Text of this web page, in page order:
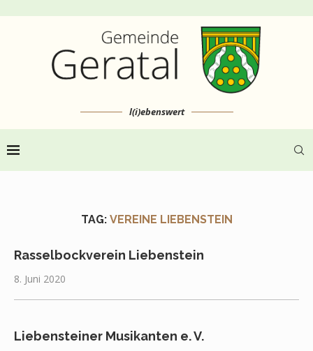
l(i)ebenswert
TAG: VEREINE LIEBENSTEIN
Rasselbockverein Liebenstein
8. Juni 2020
Liebensteiner Musikanten e. V.